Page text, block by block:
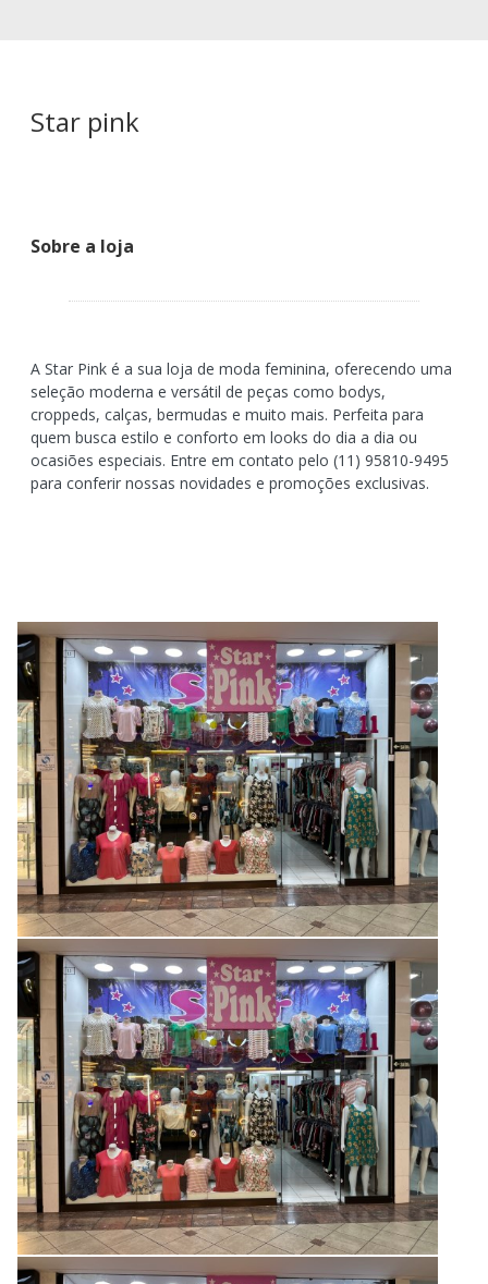
Star pink
Sobre a loja
A Star Pink é a sua loja de moda feminina, oferecendo uma
seleção moderna e versátil de peças como bodys,
croppeds, calças, bermudas e muito mais. Perfeita para
quem busca estilo e conforto em looks do dia a dia ou
ocasiões especiais. Entre em contato pelo (11) 95810-9495
para conferir nossas novidades e promoções exclusivas.